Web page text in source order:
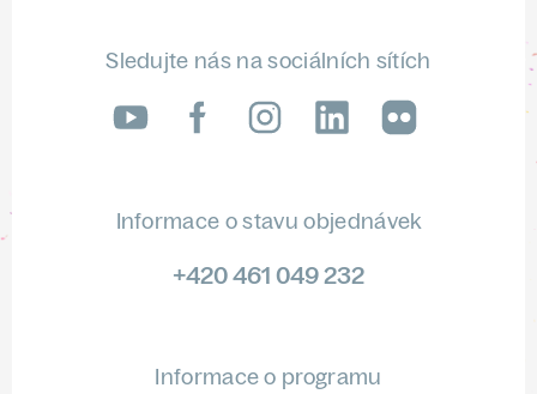
Sledujte nás na sociálních sítích
LinkedIn
flickr
Informace o stavu objednávek
+420 461 049 232
Informace o programu